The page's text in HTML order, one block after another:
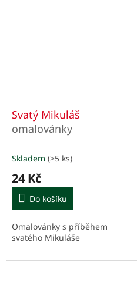
Svatý Mikuláš
omalovánky
Skladem (>5 ks)
24 Kč
Do košíku
Omalovánky s příběhem
svatého Mikuláše